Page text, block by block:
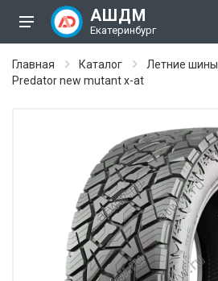
АШДМ
Екатеринбург
Главная Каталог Летние шины
Predator new mutant x-at